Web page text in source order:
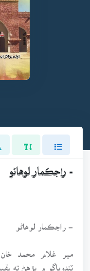
- راجڪمار لوهاڻو
- راجڪمار لوهاڻو
مير غلام محمد
ٽنڊوباگو ۾ پڙهڻ ته